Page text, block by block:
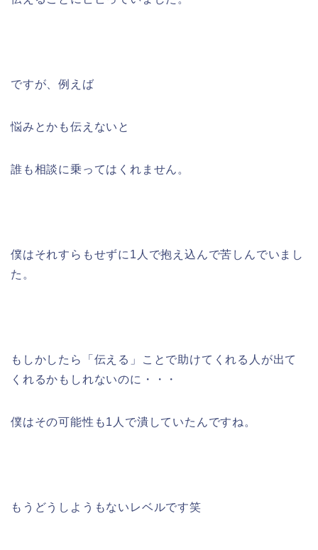
ですが、例えば
悩みとかも伝えないと
誰も相談に乗ってはくれません。
僕はそれすらもせずに1人で抱え込んで苦しんでいまし
た。
もしかしたら「伝える」ことで助けてくれる人が出て
くれるかもしれないのに・・・
僕はその可能性も1人で潰していたんですね。
もうどうしようもないレベルです笑